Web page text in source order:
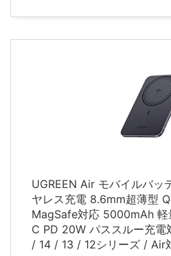
UGREEN Air モバイルバッ
ヤレス充電 8.6mm超薄型
MagSafe対応 5000mAh
C PD 20W パススルー充
/ 14 / 13 / 12シリーズ / Air